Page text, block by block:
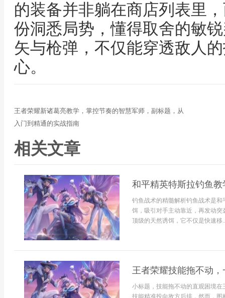
的装备并非躺在商店列表里
份洞悉局势，懂得取舍的敏
矢与枪弹，不仅能穿透敌人
心。
王者荣耀新诸葛亮教学，掌控节奏的智慧军师，副标题，从
入门到精通的实战指南
相关文章
和平精英特斯拉钓鱼
钓鱼战术的精髓解析钓鱼战术是
饵，吸引对手主动靠近，再发动
顶级的天然诱饵，它不仅是快速移
王者荣耀技能拖不动
小标题，技能拖不动的直观困境
技能精准投向敌方后排，然而，